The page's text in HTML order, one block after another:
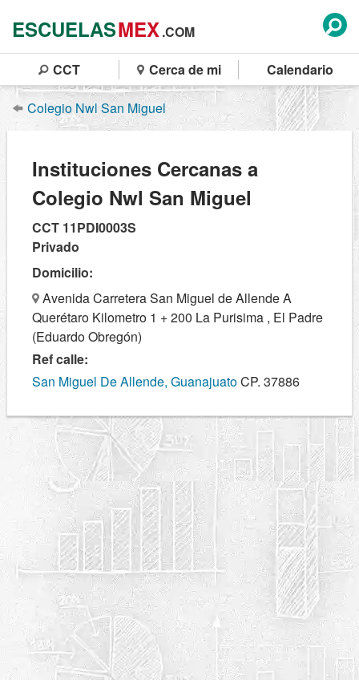
ESCUELASMEX.COM
CCT Cerca de mi Calendario
Colegio Nwl San Miguel
Instituciones Cercanas a
Colegio Nwl San Miguel
CCT 11PDI0003S
Privado
Domicilio:
Avenida Carretera San Miguel de Allende A
Querétaro Kilometro 1 + 200 La Purisima , El Padre
(Eduardo Obregón)
Ref calle:
San Miguel De Allende, GuanajuatoCP. 37886